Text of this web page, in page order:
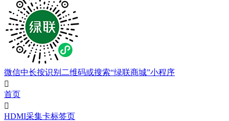
微信中长按识别二维码或搜索“绿联商城”小程序

首页

HDMI采集卡标签页